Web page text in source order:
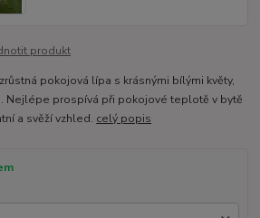
produkt
pokojová lípa s krásnými bílými květy,
Nejlépe prospívá při pokojové teplotě v bytě
a svěží vzhled. celý popis